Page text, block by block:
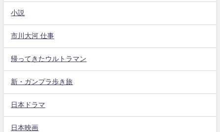
小説
市川大河 仕事
帰ってきたウルトラマン
新・ガンプラ歩き旅
日本ドラマ
日本映画